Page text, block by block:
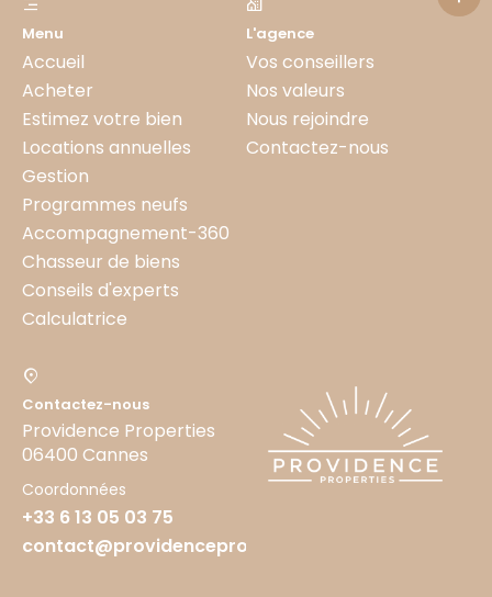
Menu
Accueil
Acheter
Estimez votre bien
Locations annuelles
Gestion
Programmes neufs
Accompagnement-360
Chasseur de biens
Conseils d'experts
Calculatrice
L'agence
Vos conseillers
Nos valeurs
Nous rejoindre
Contactez-nous
Contactez-nous
Providence Properties
06400 Cannes
Coordonnées
+33 6 13 05 03 75
contact@providenceproperties.fr